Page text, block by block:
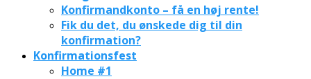
Konfirmandkonto – få en høj rente!
Fik du det, du ønskede dig til din
konfirmation?
Konfirmationsfest
Home #1